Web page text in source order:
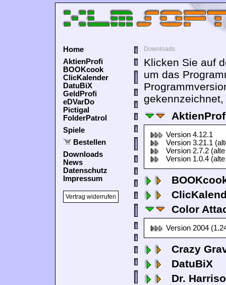
Home
AktienProfi
BOOKcook
ClicKalender
DatuBiX
GeldProfi
eDVarDo
Pictigal
FolderPatrol
Spiele
Bestellen
Downloads
News
Datenschutz
Impressum
Vertrag widerrufen
Downloads
Klicken Sie auf
um das
Version 4.12.1
Version 3.21.1
Version 2.7.2
Version 1.0.4
Color
Version 2004
Crazy
DatuBiX
Dr.